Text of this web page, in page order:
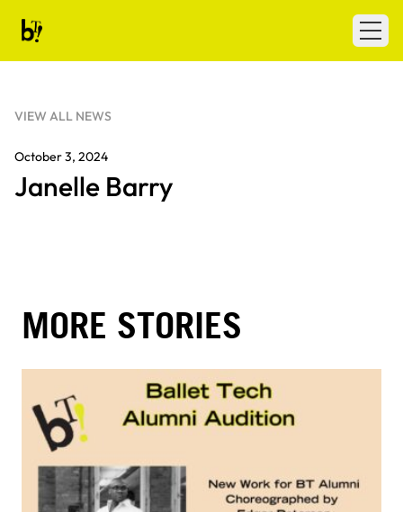
Ballet Tech
VIEW ALL NEWS
October 3, 2024
Janelle Barry
MORE STORIES